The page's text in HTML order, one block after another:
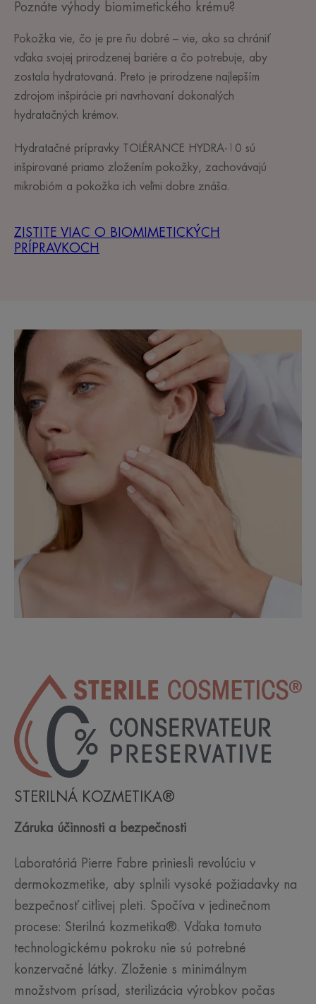
Poznáte výhody biomimetického krému?
Pokožka vie, čo je pre ňu dobré – vie, ako sa chrániť
vďaka svojej prirodzenej bariére a čo potrebuje, aby
zostala hydratovaná. Preto je prirodzene najlepším
zdrojom inšpirácie pri navrhovaní dokonalých
hydratačných krémov.
Hydratačné prípravky TOLÉRANCE HYDRA-10 sú
inšpirované priamo zložením pokožky, zachovávajú
mikrobióm a pokožka ich veľmi dobre znáša.
ZISTITE VIAC O BIOMIMETICKÝCH
PRÍPRAVKOCH
STERILNÁ KOZMETIKA®
Záruka účinnosti a bezpečnosti
Laboratóriá Pierre Fabre priniesli revolúciu v
dermokozmetike, aby splnili vysoké požiadavky na
bezpečnosť citlivej pleti. Spočíva v jedinečnom
procese: Sterilná kozmetika®. Vďaka tomuto
technologickému pokroku nie sú potrebné
konzervačné látky. Zloženie s minimálnym
množstvom prísad, sterilizácia výrobkov počas